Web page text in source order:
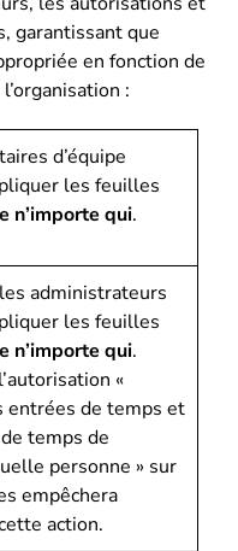
garantissant que
en fonction de
:
d’équipe
les feuilles
n’importe qui.
administrateurs
les feuilles
n’importe qui.
«
entrées de temps et
temps de
personne » sur
empêchera
action.